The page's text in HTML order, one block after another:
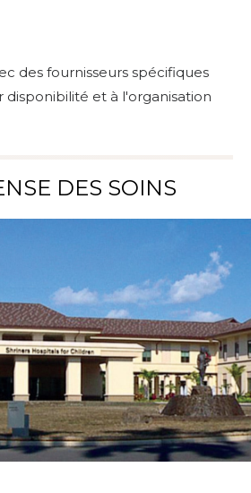
des fournisseurs spécifiques
disponibilité et à l'organisation
DES SOINS